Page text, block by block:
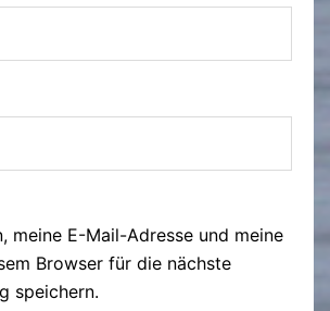
meine E-Mail-Adresse und meine
Browser für die nächste
speichern.